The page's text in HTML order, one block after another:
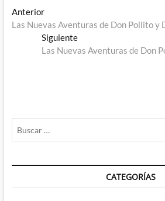
Navegación
de
entradas
AnteriorEntrada
anterior:
Las Nuevas Aventuras de Don Pollito y
SiguienteEntrada
siguiente:
Las Nuevas Aventuras de Don
CATEGORÍAS